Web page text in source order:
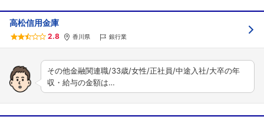
高松信用金庫
2.8 香川県 銀行業
その他金融関連職/33歳/女性/正社員/中途入社/大卒の年
収・給与の金額は…